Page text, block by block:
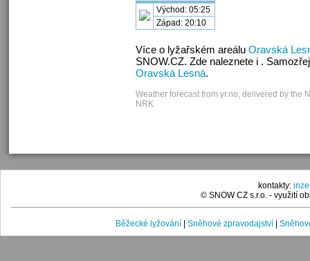
Východ: 05:25
Západ: 20:10
Více o lyžařském areálu Oravská
SNOW.CZ. Zde naleznete i .
Oravská Lesná.
Weather forecast from yr.no, delivered by the
NRK
kontakty:
© SNOW CZ s.r.o. - využití
Běžecké lyžování Sněhové zpravodajství